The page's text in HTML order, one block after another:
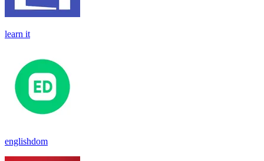
learn it
englishdom